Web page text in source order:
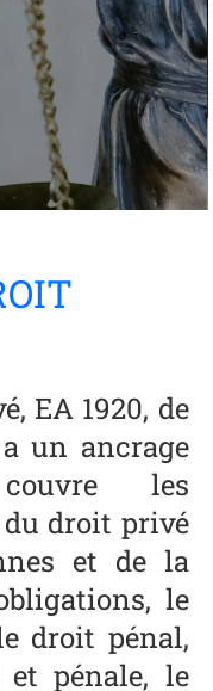
PLUS
EA 1920, de
un ancrage
les
droit privé
et de la
le
droit pénal,
pénale, le